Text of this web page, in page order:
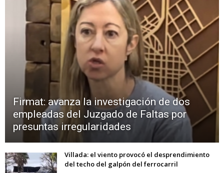
Firmat: avanza la investigación de dos
empleadas del Juzgado de Faltas por
presuntas irregularidades
Villada: el viento provocó el desprendimiento
del techo del galpón del ferrocarril